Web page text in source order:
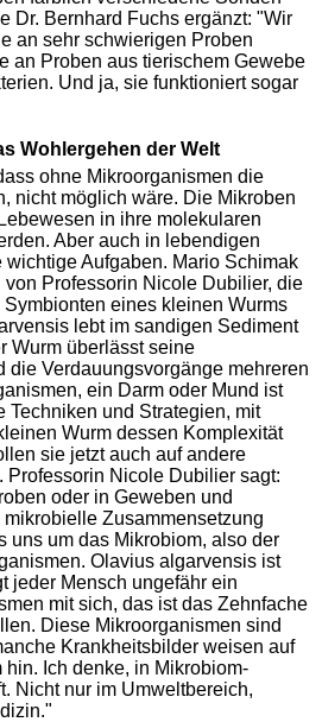
Dr. Bernhard Fuchs ergänzt: "Wir
an sehr schwierigen Proben
an Proben aus tierischem Gewebe
Und ja, sie funktioniert sogar
Wohlergehen der Welt
ohne Mikroorganismen die
nicht möglich wäre. Die Mikroben
in ihre molekularen
Aber auch in lebendigen
Aufgaben. Mario Schimak
Professorin Nicole Dubilier, die
eines kleinen Wurms
lebt im sandigen Sediment
Wurm überlässt seine
die Verdauungsvorgänge mehreren
ein Darm oder Mund ist
Techniken und Strategien, mit
Wurm dessen Komplexität
sie jetzt auch auf andere
Professorin Nicole Dubilier sagt:
oder in Geweben und
Zusammensetzung
uns um das Mikrobiom, also der
Olavius algarvensis ist
jeder Mensch ungefähr ein
mit sich, das ist das Zehnfache
Diese Mikroorganismen sind
Krankheitsbilder weisen auf
Ich denke, in Mikrobiom-
Nicht nur im Umweltbereich,